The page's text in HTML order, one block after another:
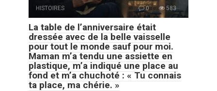
HISTOIRES 0 583
La table de l’anniversaire était
dressée avec de la belle vaisselle
pour tout le monde sauf pour moi.
Maman m’a tendu une assiette en
plastique, m’a indiqué une place au
fond et m’a chuchoté : « Tu connais
ta place, ma chérie. »